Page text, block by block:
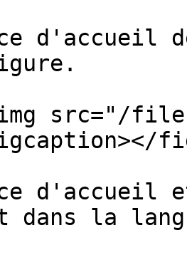
d'accueil
src="/files/
d'accueil
dans la